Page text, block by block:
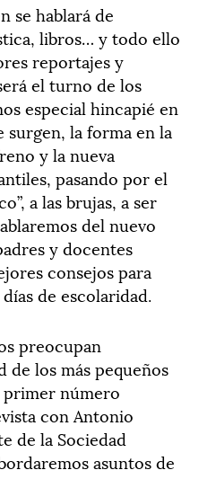
se hablará de
libros… y todo ello
reportajes y
el turno de los
especial hincapié en
surgen, la forma en la
y la nueva
pasando por el
a las brujas, a ser
del nuevo
y docentes
consejos para
de escolaridad.
preocupan
de los más pequeños
número
con Antonio
de la Sociedad
asuntos de